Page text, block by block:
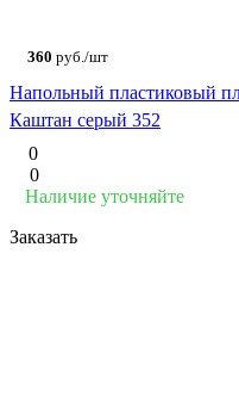
360 руб./шт
Напольный пластиковый
Каштан серый 352
0
0
Наличие уточняйте
Заказать